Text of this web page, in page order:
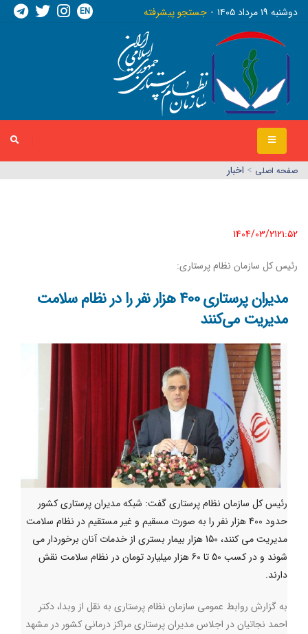
دوشنبه ١٩ مرداد ١٤٠٥ جستجو پیشرفته EN
صفحه اصلي > اخبار
1404/03/21٢١:٥٢
رئیس کل سازمان نظام پرستاری:
مدیران پرستاری 400 هزار نفر را در نظام سلامت
مدیریت می‌کنند
رئیس کل سازمان نظام پرستاری گفت: شبکه مدیران پرستاری کشور
حدود 400 هزار نفر را به صورت مسقیم و غیر مستقیم در نظام سلامت
مدیریت می کنند، 150 هزار بیمار بستری از خدمات آنان برخوردار می
شوند و در کسب 50 تا 60 هزار میلیارد تومان در نظام سلامت نقش
دارند.
به گزارش روابط عمومی سازمان نظام پرستاری به نقل از وبدا، دکتر
احمد نجاتیان در اجلاس مدیران پرستاری مراکز درمانی کشور در مشهد